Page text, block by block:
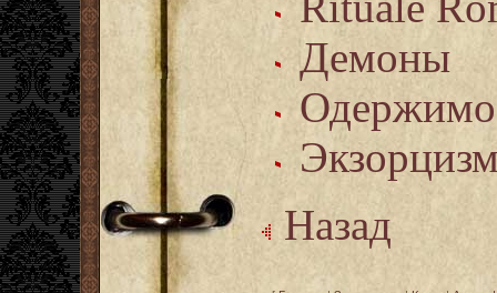
Демоны
Назад